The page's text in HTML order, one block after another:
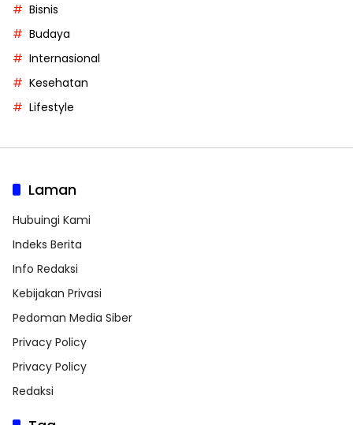
Bisnis
Budaya
Internasional
Kesehatan
Lifestyle
Laman
Hubuingi Kami
Indeks Berita
Info Redaksi
Kebijakan Privasi
Pedoman Media Siber
Privacy Policy
Privacy Policy
Redaksi